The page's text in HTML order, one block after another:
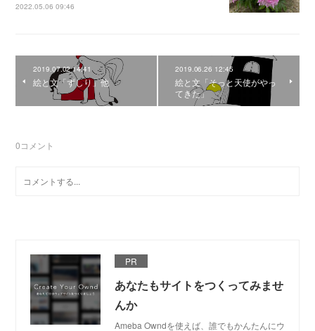
2022.05.06 09:46
2019.07.02 14:41
絵と文「ずしり」他
2019.06.26 12:45
絵と文「そっと天使がやっ
てきた」
0コメント
PR
あなたもサイトをつくってみませ
んか
Ameba Owndを使えば、誰でもかんたんにウ